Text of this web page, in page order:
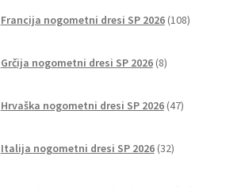
Francija nogometni dresi SP 2026 108izdelkov
Grčija nogometni dresi SP 2026 8izdelkov
Hrvaška nogometni dresi SP 2026 47izdelkov
Italija nogometni dresi SP 2026 32izdelkov